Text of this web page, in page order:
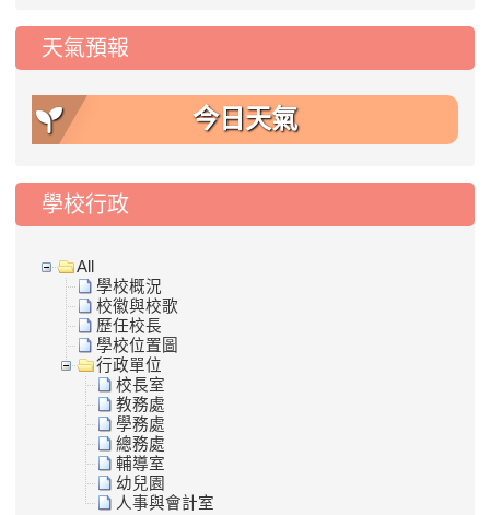
天氣預報
今日天氣
學校行政
All
學校概況
校徽與校歌
歷任校長
學校位置圖
行政單位
校長室
教務處
學務處
總務處
輔導室
幼兒園
人事與會計室